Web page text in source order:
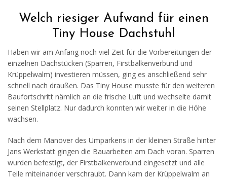
Welch riesiger Aufwand für einen
Tiny House Dachstuhl
Haben wir am Anfang noch viel Zeit für die Vorbereitungen der
einzelnen Dachstücken (Sparren, Firstbalkenverbund und
Krüppelwalm) investieren müssen, ging es anschließend sehr
schnell nach draußen. Das Tiny House musste für den weiteren
Baufortschritt nämlich an die frische Luft und wechselte damit
seinen Stellplatz. Nur dadurch konnten wir weiter in die Höhe
wachsen.
Nach dem Manöver des Umparkens in der kleinen Straße hinter
Jans Werkstatt gingen die Bauarbeiten am Dach voran. Sparren
wurden befestigt, der Firstbalkenverbund eingesetzt und alle
Teile miteinander verschraubt. Dann kam der Krüppelwalm an